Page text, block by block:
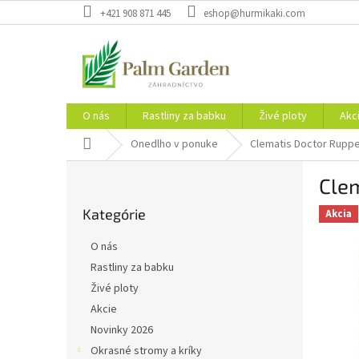
na
+421 908 871 445 eshop@hurmikaki.com
O nás Rastliny za babku Živé ploty
Domov Onedlho v ponuke Clematis Doctor
kategórie
Kategórie
O nás
Rastliny za babku
Živé ploty
Akcie
Novinky 2026
Okrasné stromy a kríky
Akcia